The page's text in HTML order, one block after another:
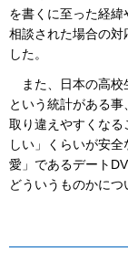
を書くに至った経
相談された場合の対
した。
また、日本の高校
という統計がある
取り違えやすくな
しい」くらいが安
愛」であるデート
どういうものかにつ